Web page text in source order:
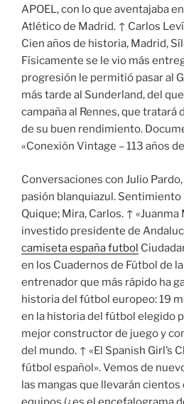
APOEL, con lo que aventajaba
Atlético de Madrid. ↑ Carlos
Cien años de historia, Madrid,
Físicamente se le vio más
progresión le permitió pasar al
más tarde al Sunderland, del
campaña al Rennes, que tratará
de su buen rendimiento.
«Conexión Vintage – 113 años
Conversaciones con Julio
pasión blanquiazul. Sentimiento
Quique; Mira, Carlos. ↑
investido presidente de
camiseta españa futbol
en los Cuadernos de Fútbol de la
entrenador que más rápido ha
historia del fútbol europeo: 19
en la historia del fútbol elegido
mejor constructor de juego y
del mundo. ↑ «El Spanish Girl’s
fútbol español». Vemos de
las mangas que llevarán